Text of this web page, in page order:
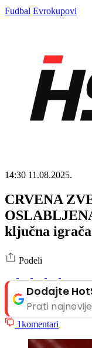
Fudbal Evrokupovi
14:30 11.08.2025.
CRVENA
ključna
Podeli
Dodajte
Prati
1komentari